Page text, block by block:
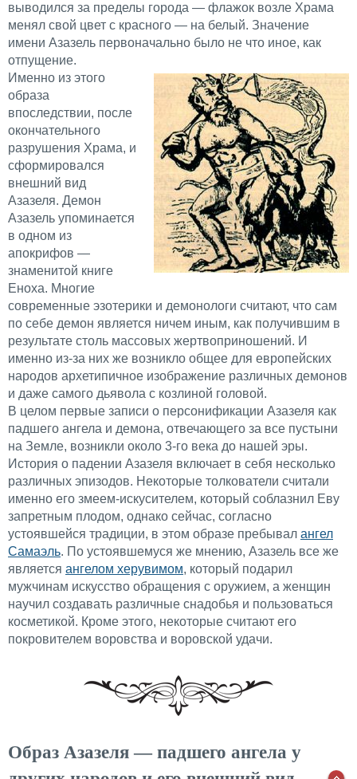
выводился за пределы города — флажок возле Храма
менял свой цвет с красного — на белый. Значение
имени Азазель первоначально было не что иное, как
отпущение.
Именно из этого
образа
впоследствии, после
окончательного
разрушения Храма, и
сформировался
внешний вид
Азазеля. Демон
Азазель упоминается
в одном из
апокрифов —
знаменитой книге
Еноха. Многие
современные эзотерики и демонологи считают, что сам
по себе демон является ничем иным, как получившим в
результате столь массовых жертвоприношений. И
именно из-за них же возникло общее для европейских
народов архетипичное изображение различных демонов
и даже самого дьявола с козлиной головой.
В целом первые записи о персонификации Азазеля как
падшего ангела и демона, отвечающего за все пустыни
на Земле, возникли около 3-го века до нашей эры.
История о падении Азазеля включает в себя несколько
различных эпизодов. Некоторые толкователи считали
именно его змеем-искусителем, который соблазнил Еву
запретным плодом, однако сейчас, согласно
устоявшейся традиции, в этом образе пребывал ангел
Самаэль. По устоявшемуся же мнению, Азазель все же
является ангелом херувимом, который подарил
мужчинам искусство обращения с оружием, а женщин
научил создавать различные снадобья и пользоваться
косметикой. Кроме этого, некоторые считают его
покровителем воровства и воровской удачи.
Образ Азазеля — падшего ангела у